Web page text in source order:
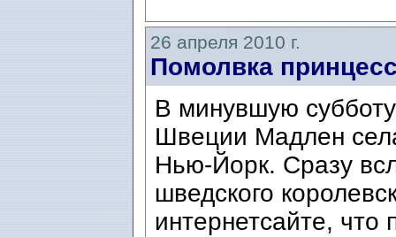
26 апреля 2010 г.
Помолвка
В минувшую
Швеции Мадлен
Нью-Йорк. Сразу
шведского
интернетсайте,